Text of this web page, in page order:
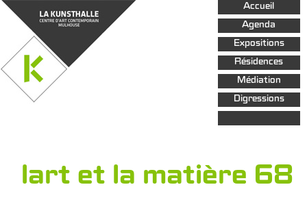
Aller au
contenu
principal
Accueil
Agenda
Expositions
Résidences
Médiation
Digressions
lart et la matière 68